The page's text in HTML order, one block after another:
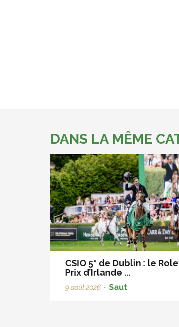
DANS LA MÊME
CSIO 5* de Dublin : le
Prix d’Irlande ...
9 août 2026 • Saut